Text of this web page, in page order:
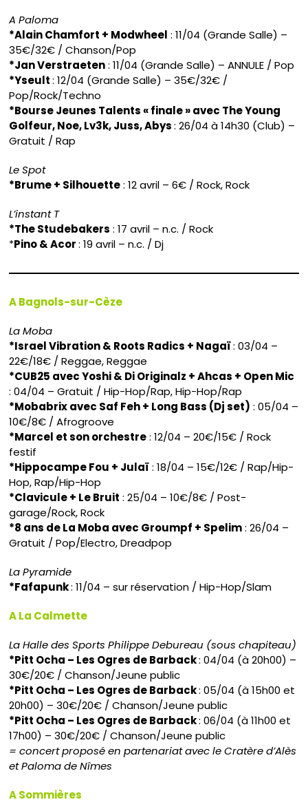
A Paloma
*Alain Chamfort + Modwheel : 11/04 (Grande Salle) –
35€/32€ / Chanson/Pop
*Jan Verstraeten: 11/04 (Grande Salle) – ANNULE / Pop
*Yseult: 12/04 (Grande Salle) – 35€/32€ /
Pop/Rock/Techno
*Bourse Jeunes Talents « finale » avec The Young
Golfeur, Noe, Lv3k, Juss, Abys: 26/04 à 14h30 (Club) –
Gratuit / Rap
Le Spot
*Brume + Silhouette: 12 avril – 6€ / Rock, Rock
L’instant T
*The Studebakers : 17 avril – n.c. / Rock
*Pino & Acor: 19 avril – n.c. / Dj
A Bagnols-sur-Cèze
La Moba
*Israel Vibration & Roots Radics + Nagaï: 03/04 –
22€/18€ / Reggae, Reggae
*CUB25 avec Yoshi & Di Originalz + Ahcas + Open Mic
: 04/04 – Gratuit / Hip-Hop/Rap, Hip-Hop/Rap
*Mobabrix avec Saf Feh + Long Bass (Dj set) : 05/04 –
10€/8€ / Afrogroove
*Marcel et son orchestre: 12/04 – 20€/15€ / Rock
festif
*Hippocampe Fou + Julaï: 18/04 – 15€/12€ / Rap/Hip-
Hop, Rap/Hip-Hop
*Clavicule + Le Bruit : 25/04 – 10€/8€ / Post-
garage/Rock, Rock
*8 ans de La Moba avec Groumpf + Spelim: 26/04 –
Gratuit / Pop/Electro, Dreadpop
La Pyramide
*Fafapunk: 11/04 – sur réservation / Hip-Hop/Slam
A La Calmette
La Halle des Sports Philippe Debureau (sous chapiteau)
*Pitt Ocha – Les Ogres de Barback: 04/04 (à 20h00) –
30€/20€ / Chanson/Jeune public
*Pitt Ocha – Les Ogres de Barback: 05/04 (à 15h00 et
20h00) – 30€/20€ / Chanson/Jeune public
*Pitt Ocha – Les Ogres de Barback: 06/04 (à 11h00 et
17h00) – 30€/20€ / Chanson/Jeune public
= concert proposé en partenariat avec le Cratère d’Alès
et Paloma de Nîmes
A Sommières